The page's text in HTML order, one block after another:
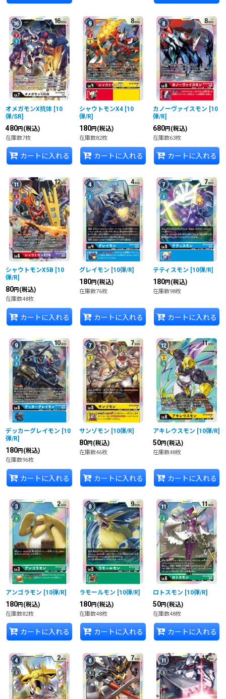
オメガモンX抗体 [10
弾/SR]
480円 (税込)
在庫数7枚
カートに入れる
シャウトモンX4 [10
弾/R]
180円 (税込)
在庫数82枚
カートに入れる
カノーヴァイスモン [10
弾/R]
680円 (税込)
在庫数63枚
カートに入れる
シャウトモンX5B [10
弾/R]
80円 (税込)
在庫数48枚
カートに入れる
グレイモン [10弾/R]
180円 (税込)
在庫数76枚
カートに入れる
テティスモン [10弾/R]
180円 (税込)
在庫数98枚
カートに入れる
デッカーグレイモン [10
弾/R]
180円 (税込)
在庫数96枚
カートに入れる
サンゾモン [10弾/R]
80円 (税込)
在庫数46枚
カートに入れる
アキレウスモン [10弾/R]
50円 (税込)
在庫数48枚
カートに入れる
アンゴラモン [10弾/R]
180円 (税込)
在庫数82枚
カートに入れる
ラモールモン [10弾/R]
180円 (税込)
在庫数48枚
カートに入れる
ロトスモン [10弾/R]
50円 (税込)
在庫数48枚
カートに入れる